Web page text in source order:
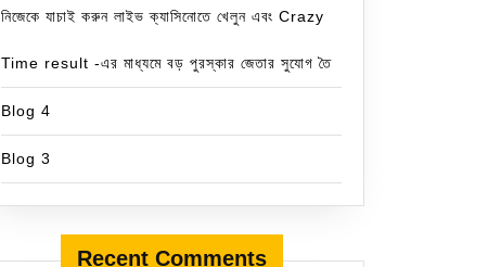
নিজেকে যাচাই করুন লাইভ ক্যাসিনোতে খেলুন এবং Crazy
Time result -এর মাধ্যমে বড় পুরস্কার জেতার সুযোগ তৈ
Blog 4
Blog 3
Recent Comments